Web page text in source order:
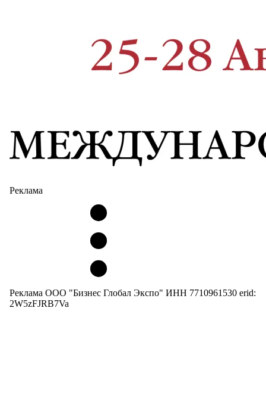
Реклама
Реклама ООО "Бизнес Глобал Экспо" ИНН 7710961530 erid:
2W5zFJRB7Va